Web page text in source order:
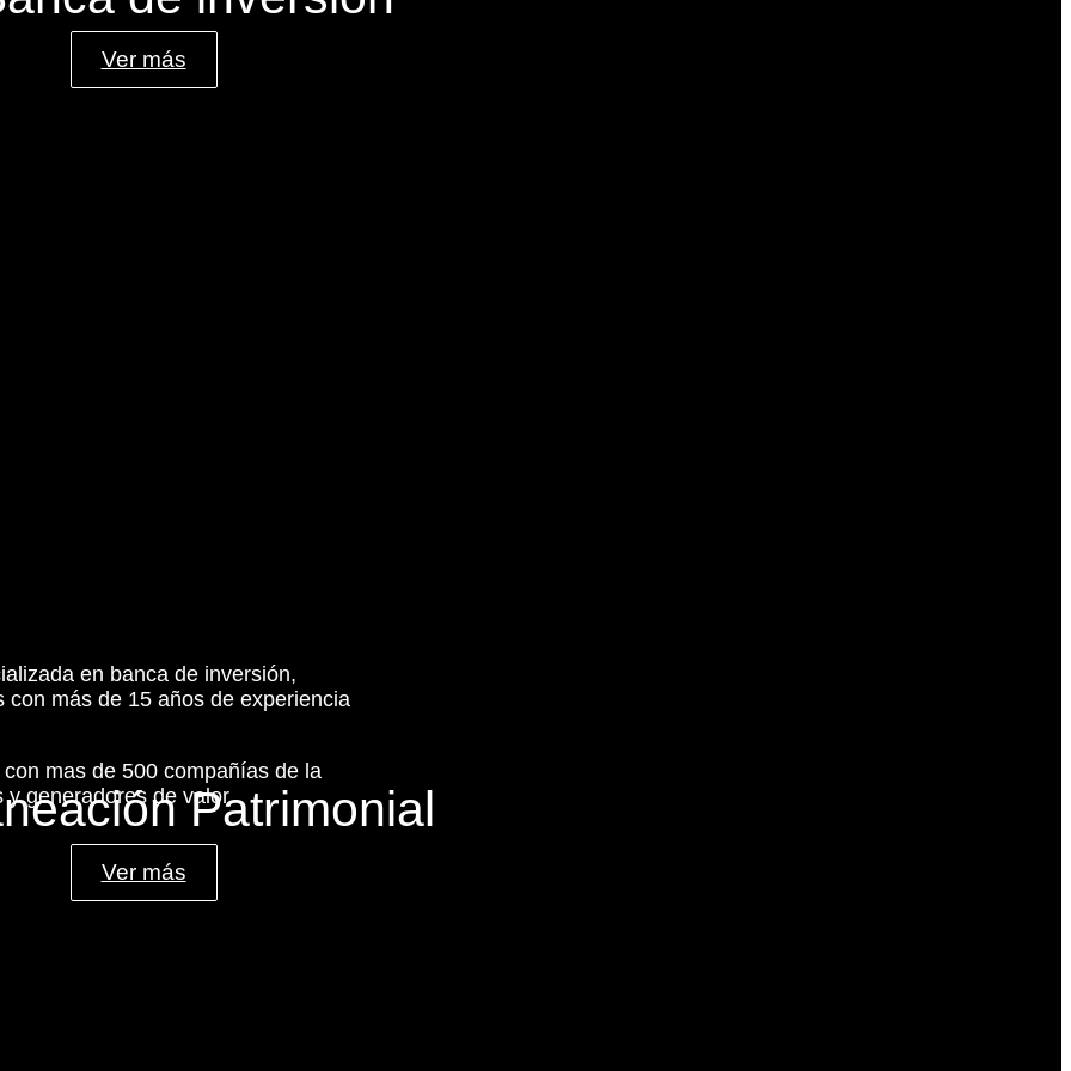
Ver más
Patrimonial
Ver más
en banca de inversión,
más de 15 años de experiencia
mas de 500 compañías de la
generadores de valor.